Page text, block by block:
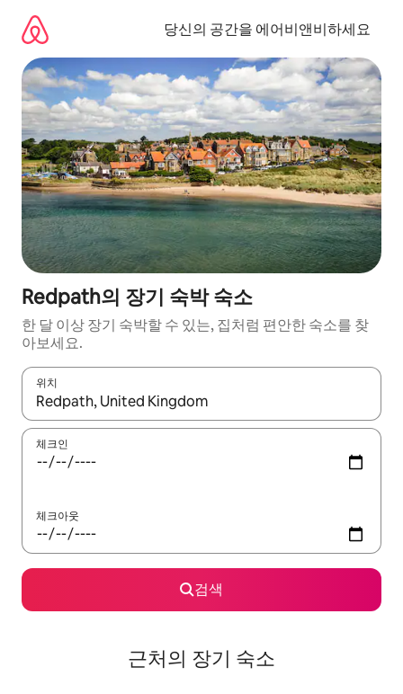
당신의 공간을 에어비앤비하세요
Redpath의 장기 숙박 숙소
한 달 이상 장기 숙박할 수 있는, 집처럼 편안한 숙소를 찾
아보세요.
위치
결과가 나오면 위·아래 화살표 키를 사용하거나 터치 또는 스와이
체크인
체크아웃
검색
근처의 장기 숙소